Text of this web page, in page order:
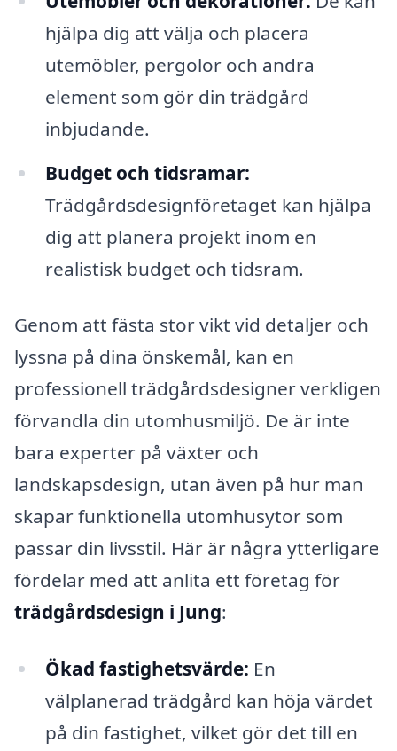
hjälpa dig att välja och placera
utemöbler, pergolor och andra
element som gör din trädgård
inbjudande.
Budget och tidsramar:
Trädgårdsdesignföretaget kan hjälpa
dig att planera projekt inom en
realistisk budget och tidsram.
Genom att fästa stor vikt vid detaljer och
lyssna på dina önskemål, kan en
professionell trädgårdsdesigner verkligen
förvandla din utomhusmiljö. De är inte
bara experter på växter och
landskapsdesign, utan även på hur man
skapar funktionella utomhusytor som
passar din livsstil. Här är några ytterligare
fördelar med att anlita ett företag för
trädgårdsdesign i Jung:
Ökad fastighetsvärde: En
välplanerad trädgård kan höja värdet
på din fastighet, vilket gör det till en